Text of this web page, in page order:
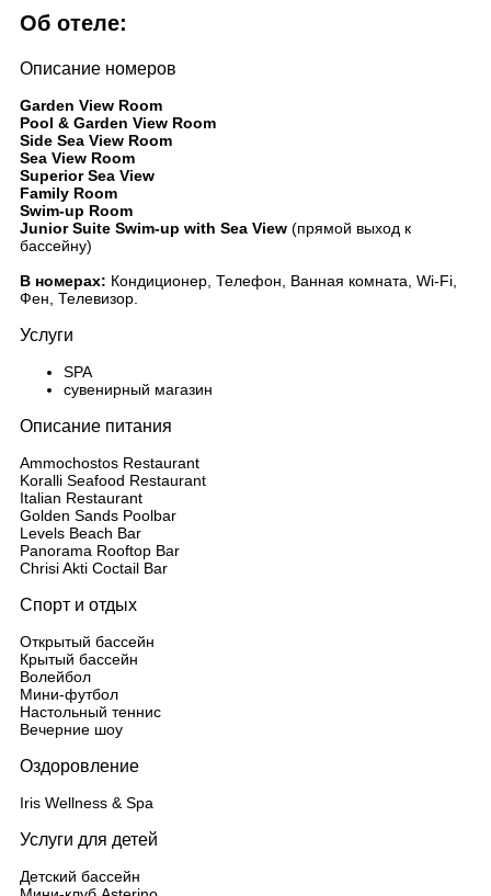
Об отеле:
Описание номеров
Garden View Room
Pool & Garden View Room
Side Sea View Room
Sea View Room
Superior Sea View
Family Room
Swim-up Room
Junior Suite Swim-up with Sea View (прямой выход к
бассейну)
В номерах: Кондиционер, Телефон, Ванная комната, Wi-Fi,
Фен, Телевизор.
Услуги
SPA
сувенирный магазин
Описание питания
Ammochostos Restaurant
Koralli Seafood Restaurant
Italian Restaurant
Golden Sands Poolbar
Levels Beach Bar
Panorama Rooftop Bar
Chrisi Akti Coctail Bar
Спорт и отдых
Открытый бассейн
Крытый бассейн
Волейбол
Мини-футбол
Настольный теннис
Вечерние шоу
Оздоровление
Iris Wellness & Spa
Услуги для детей
Детский бассейн